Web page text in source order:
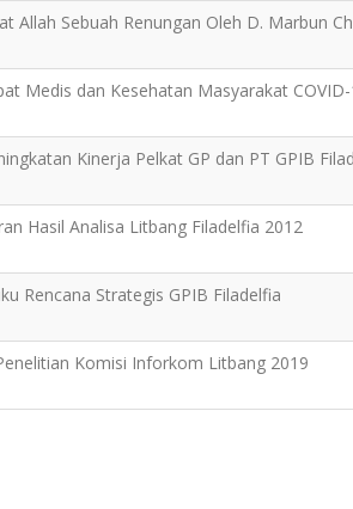
Allah Sebuah Renungan Oleh D. Marbun
Medis dan Kesehatan Masyarakat
Kinerja Pelkat GP dan PT GPIB
Hasil Analisa Litbang Filadelfia 2012
Rencana Strategis GPIB Filadelfia
Komisi Inforkom Litbang 2019